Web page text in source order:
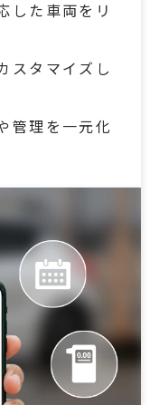
した車両をリ
スタマイズし
管理を一元化